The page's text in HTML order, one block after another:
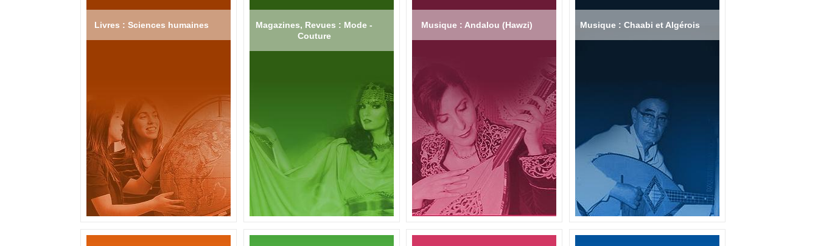
Livres : Sciences humaines
Magazines, Revues : Mode -
Couture
Musique : Andalou (Hawzi) Musique : Chaabi et Algérois